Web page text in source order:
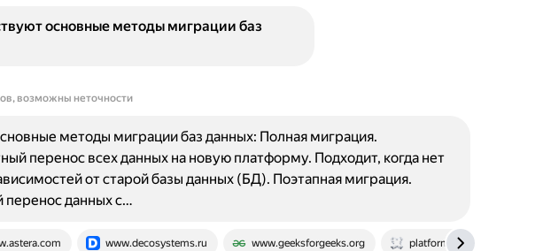
основные методы миграции баз
возможны неточности
www.decosystems.ru www.geeksforgeeks.org platformv.sbertech.ru
методы миграции баз данных: Полная миграция.
перенос всех данных на новую платформу. Подходит, когда нет
от старой базы данных (БД). Поэтапная миграция.
перенос данных с…